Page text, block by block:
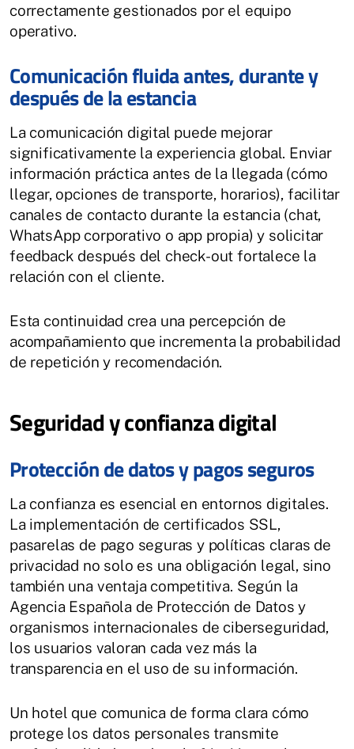
correctamente gestionados por el equipo
operativo.
Comunicación fluida antes, durante y
después de la estancia
La comunicación digital puede mejorar
significativamente la experiencia global. Enviar
información práctica antes de la llegada (cómo
llegar, opciones de transporte, horarios), facilitar
canales de contacto durante la estancia (chat,
WhatsApp corporativo o app propia) y solicitar
feedback después del check-out fortalece la
relación con el cliente.
Esta continuidad crea una percepción de
acompañamiento que incrementa la probabilidad
de repetición y recomendación.
Seguridad y confianza digital
Protección de datos y pagos seguros
La confianza es esencial en entornos digitales.
La implementación de certificados SSL,
pasarelas de pago seguras y políticas claras de
privacidad no solo es una obligación legal, sino
también una ventaja competitiva. Según la
Agencia Española de Protección de Datos y
organismos internacionales de ciberseguridad,
los usuarios valoran cada vez más la
transparencia en el uso de su información.
Un hotel que comunica de forma clara cómo
protege los datos personales transmite